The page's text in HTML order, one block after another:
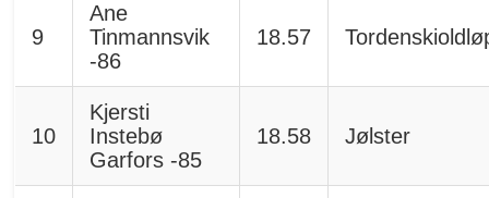
9
Ane
Tinmannsvik
-86
18.57
10
Kjersti
Instebø
Garfors -85
18.58 Jølster